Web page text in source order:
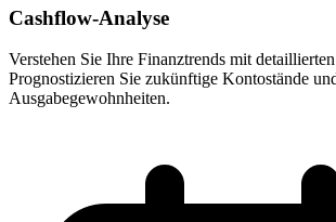
Cashflow-Analyse
Verstehen Sie Ihre Finanztrends mit
Prognostizieren Sie zukünftige Kontostände
Ausgabegewohnheiten.